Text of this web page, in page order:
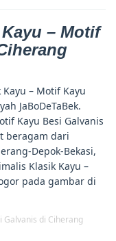
– Motif
– Motif Kayu
JaBoDeTaBek.
Kayu Besi Galvanis
beragam dari
Depok-Bekasi,
Klasik Kayu –
pada gambar di